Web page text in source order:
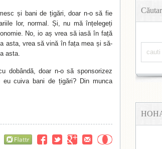
și bani de țigări, doar n-o să fie
lor, normal. Și, nu mă înțelegeți
No, io aș vrea să iasă în față
asta, vrea să vină în fața mea și să-
asta.
dobândă, doar n-o să sponsorizez
eu cuiva bani de țigări? Din munca